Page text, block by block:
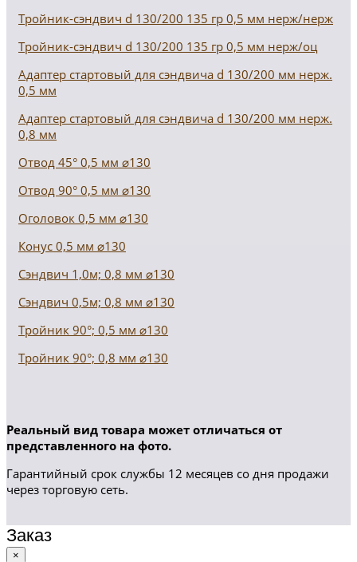
Тройник-сэндвич d 130/200 135 гр 0,5 мм нерж/нерж
Тройник-сэндвич d 130/200 135 гр 0,5 мм нерж/оц
Адаптер стартовый для сэндвича d 130/200 мм нерж.
0,5 мм
Адаптер стартовый для сэндвича d 130/200 мм нерж.
0,8 мм
Отвод 45° 0,5 мм ⌀130
Отвод 90° 0,5 мм ⌀130
Оголовок 0,5 мм ⌀130
Конус 0,5 мм ⌀130
Сэндвич 1,0м; 0,8 мм ⌀130
Сэндвич 0,5м; 0,8 мм ⌀130
Тройник 90°; 0,5 мм ⌀130
Тройник 90°; 0,8 мм ⌀130
Реальный вид товара может отличаться от
представленного на фото.
Гарантийный срок службы 12 месяцев со дня продажи
через торговую сеть.
Заказ
×